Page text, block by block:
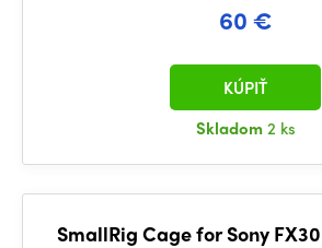
60 €
Skladom2 ks
KÚPIŤ
SmallRig Cage for Sony